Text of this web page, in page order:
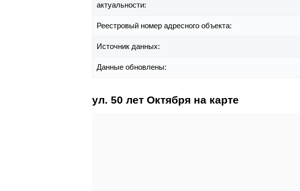
актуальности:
Реестровый номер адресного объекта:
Источник данных:
Данные обновлены:
ул. 50 лет Октября на карте